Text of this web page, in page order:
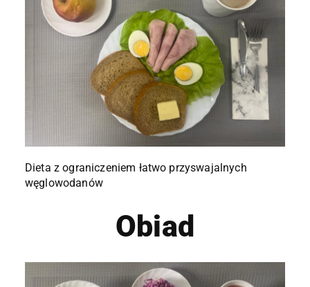
Dieta z ograniczeniem łatwo przyswajalnych
węglowodanów
Obiad